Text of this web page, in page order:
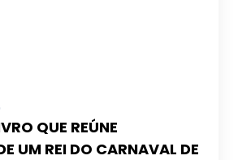
QUE REÚNE
UM REI DO CARNAVAL DE